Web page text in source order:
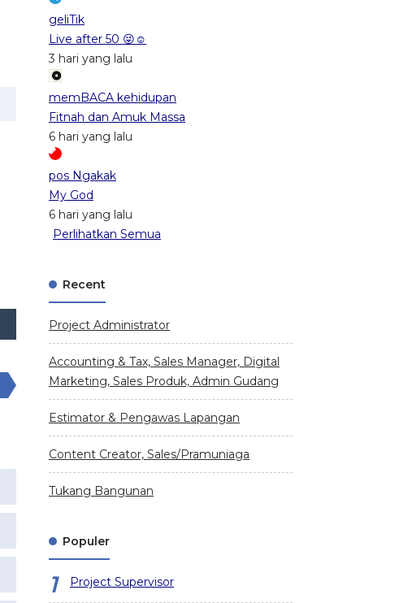
geliTik
Live after 50 😜☺️
3 hari yang lalu
memBACA kehidupan
Fitnah dan Amuk Massa
6 hari yang lalu
pos Ngakak
My God
6 hari yang lalu
Perlihatkan Semua
Recent
Project Administrator
Accounting & Tax, Sales Manager, Digital
Marketing, Sales Produk, Admin Gudang
Estimator & Pengawas Lapangan
Content Creator, Sales/Pramuniaga
Tukang Bangunan
Populer
Project Supervisor